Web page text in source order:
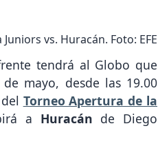
vs. Huracán. Foto: EFE
tendrá al Globo que
mayo, desde las 19.00
Torneo Apertura de la
a Huracán de Diego